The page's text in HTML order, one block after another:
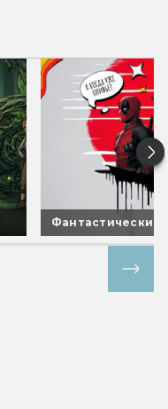
Фантастические